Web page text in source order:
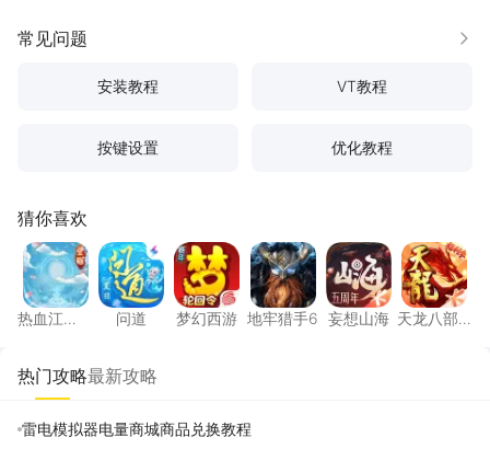
常见问题 更多
安装教程 VT教程
按键设置 优化教程
猜你喜欢
热血江湖：觉醒
热血江
问道
问道
梦幻西游
梦幻西游
地牢猎手6
地牢猎手6
妄想山海
妄想山海
天龙
天龙八部
热门攻略最新攻略
雷电模拟器电量商城商品兑换教程